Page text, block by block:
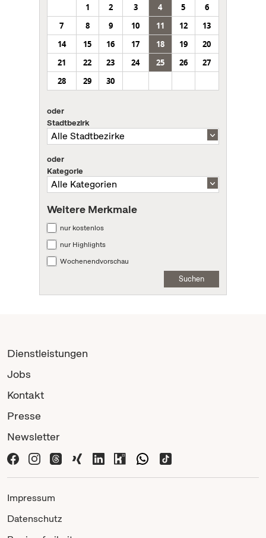
1
2 3 4 5
6
7
8 9 10 11 12
13
14
15 16 17 18 19
20
21
22 23 24 25 26
27
28
29 30
oder
Stadtbezirk
oder
Kategorie
Weitere Merkmale
nur kostenlos
nur Highlights
Wochenendvorschau
Suchen
Dienstleistungen
Jobs
Kontakt
Presse
Newsletter
Impressum
Datenschutz